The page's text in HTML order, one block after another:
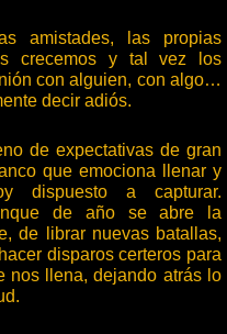
amistades, las propias
crecemos y tal vez los
con alguien, con algo…
decir adiós.
de expectativas de gran
que emociona llenar y
dispuesto a capturar.
de año se abre la
de librar nuevas batallas,
disparos certeros para
nos llena, dejando atrás lo